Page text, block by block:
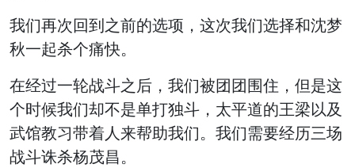
我们再次回到之前的选项，这次我们选择和沈梦
秋一起杀个痛快。
在经过一轮战斗之后，我们被团团围住，但是这
个时候我们却不是单打独斗，太平道的王梁以及
武馆教习带着人来帮助我们。我们需要经历三场
战斗诛杀杨茂昌。